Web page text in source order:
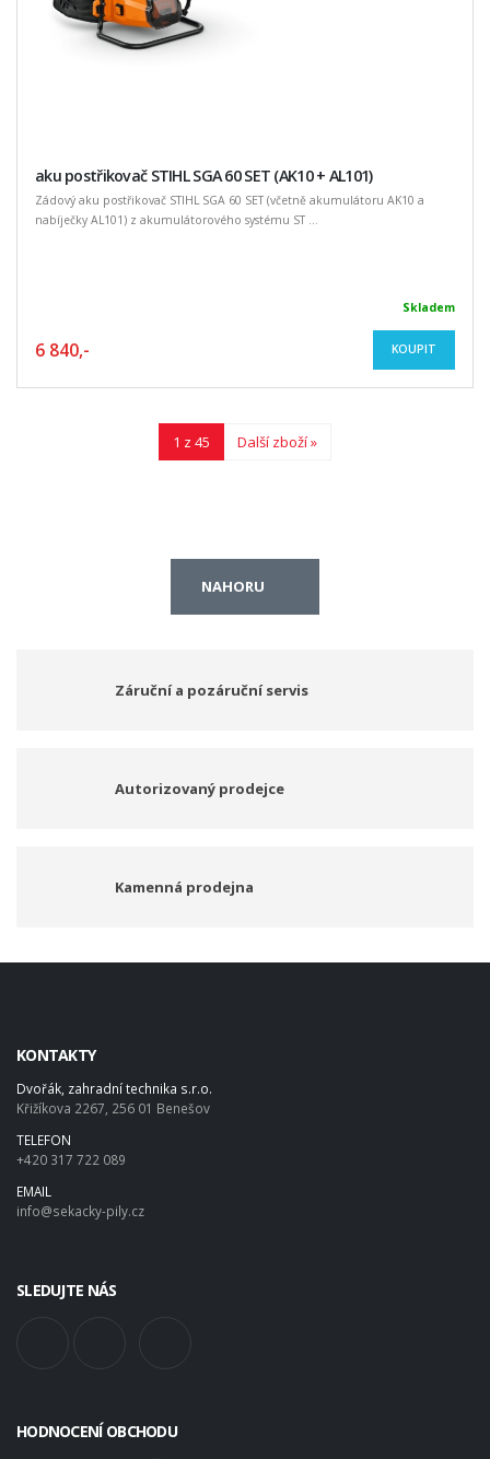
aku postřikovač STIHL SGA 60 SET (AK10 + AL101)
Zádový aku postřikovač STIHL SGA 60 SET (včetně akumulátoru AK10 a
nabíječky AL101) z akumulátorového systému ST ...
Skladem
6 840,- KOUPIT
1 z 45 Další zboží »
NAHORU
Záruční a pozáruční servis
Autorizovaný prodejce
Kamenná prodejna
KONTAKTY
Dvořák, zahradní technika s.r.o.
Křižíkova 2267, 256 01 Benešov
TELEFON
+420 317 722 089
EMAIL
info@sekacky-pily.cz
SLEDUJTE NÁS
HODNOCENÍ OBCHODU